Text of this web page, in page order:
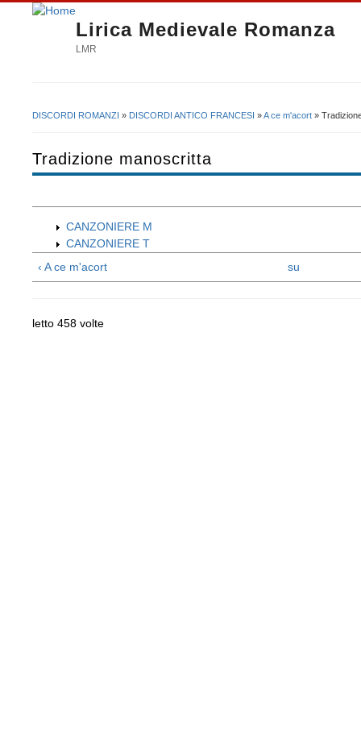
Lirica Medievale Romanza
LMR
DISCORDI ROMANZI » DISCORDI ANTICO FRANCESI »A ce m'acort »
Tradizione manoscritta
CANZONIERE M
CANZONIERE T
‹ A ce m'acort
su
letto 458 volte